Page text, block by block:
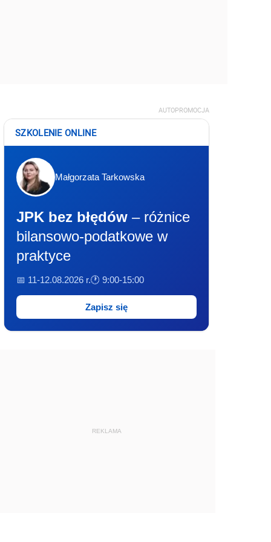
AUTOPROMOCJA
SZKOLENIE ONLINE
Małgorzata Tarkowska
JPK bez błędów – różnice
bilansowo-podatkowe w
praktyce
📅 11-12.08.2026 r.🕐 9:00-15:00
Zapisz się
REKLAMA